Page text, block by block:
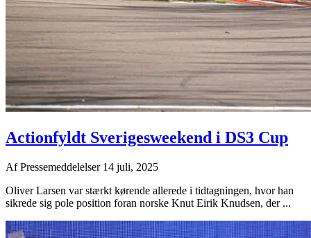
Actionfyldt Sverigesweekend i DS3 Cup
AfPressemeddelelser 14 juli, 2025
Oliver Larsen var stærkt kørende allerede i tidtagningen, hvor han
sikrede sig pole position foran norske Knut Eirik Knudsen, der ...